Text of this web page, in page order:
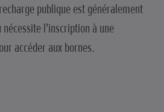
publique est généralement
nécessite l'inscription à une
accéder aux bornes.